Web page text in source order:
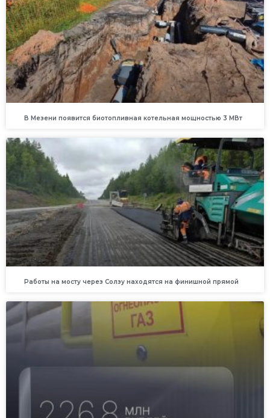
В Мезени появится биотопливная котельная мощностью 3 МВт
Работы на мосту через Солзу находятся на финишной прямой